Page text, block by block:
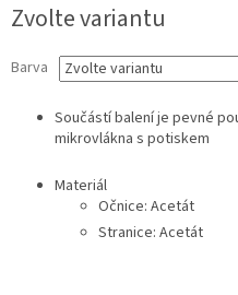
Zvolte variantu
Barva
Součástí balení je pevné
mikrovlákna s potiskem
Materiál
Očnice: Acetát
Stranice: Acetát